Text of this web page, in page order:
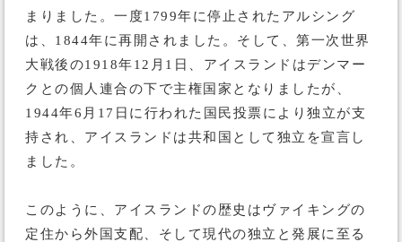
まりました。一度1799年に停止されたアルシング
は、1844年に再開されました。そして、第一次世界
大戦後の1918年12月1日、アイスランドはデンマー
クとの個人連合の下で主権国家となりましたが、
1944年6月17日に行われた国民投票により独立が支
持され、アイスランドは共和国として独立を宣言し
ました。
このように、アイスランドの歴史はヴァイキングの
定住から外国支配、そして現代の独立と発展に至る